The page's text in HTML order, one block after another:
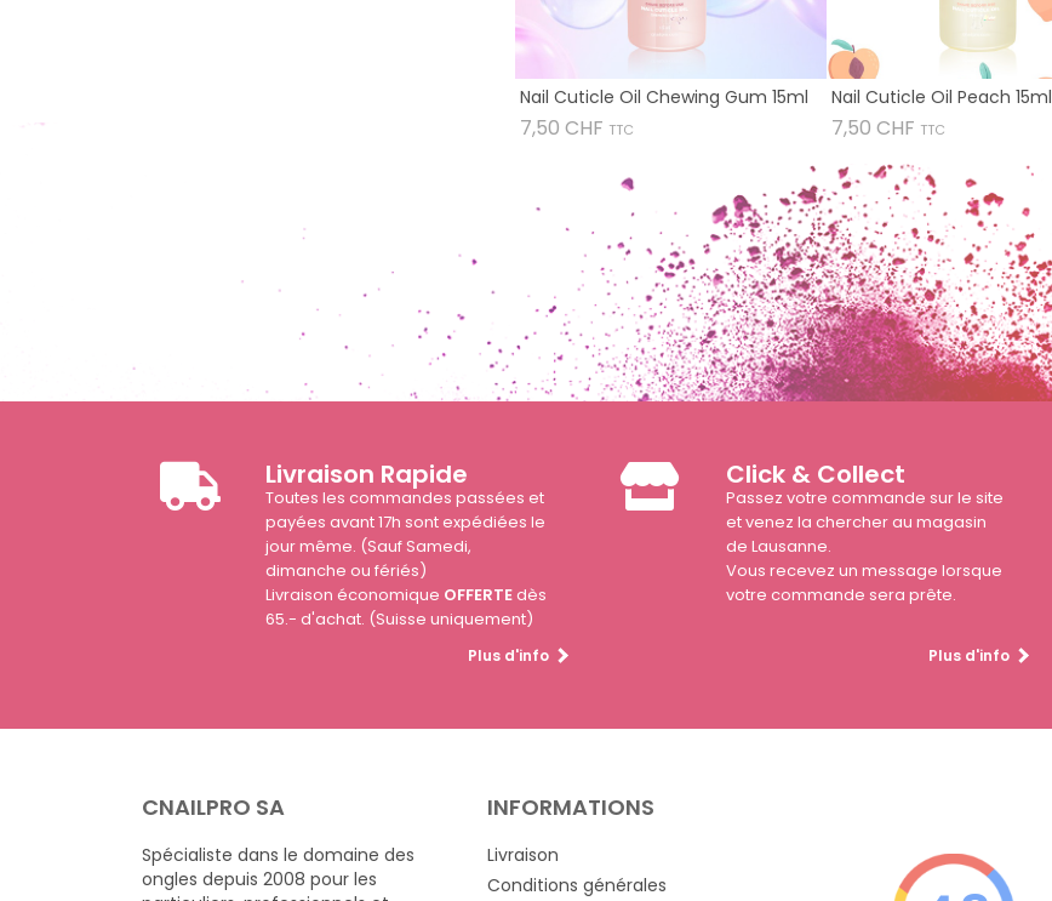
Nail Cuticle Oil Chewing Gum 15ml
7,50 CHF Prix
TTC
Nail Cuticle Oil Peach 15ml
7,50 CHF Prix
TTC
Livraison Rapide
Toutes les commandes passées et
payées avant 17h sont expédiées le
jour même. (Sauf Samedi,
dimanche ou fériés)
Livraison économique OFFERTEdès
65.- d'achat. (Suisse uniquement)
Plus d'info
Click & Collect
Passez votre commande sur le site
et venez la chercher au magasin
de Lausanne.
Vous recevez un message lorsque
votre commande sera prête.
Plus d'info
CNAILPRO SA
Spécialiste dans le domaine des
ongles depuis 2008 pour les
INFORMATIONS
Livraison
Conditions générales